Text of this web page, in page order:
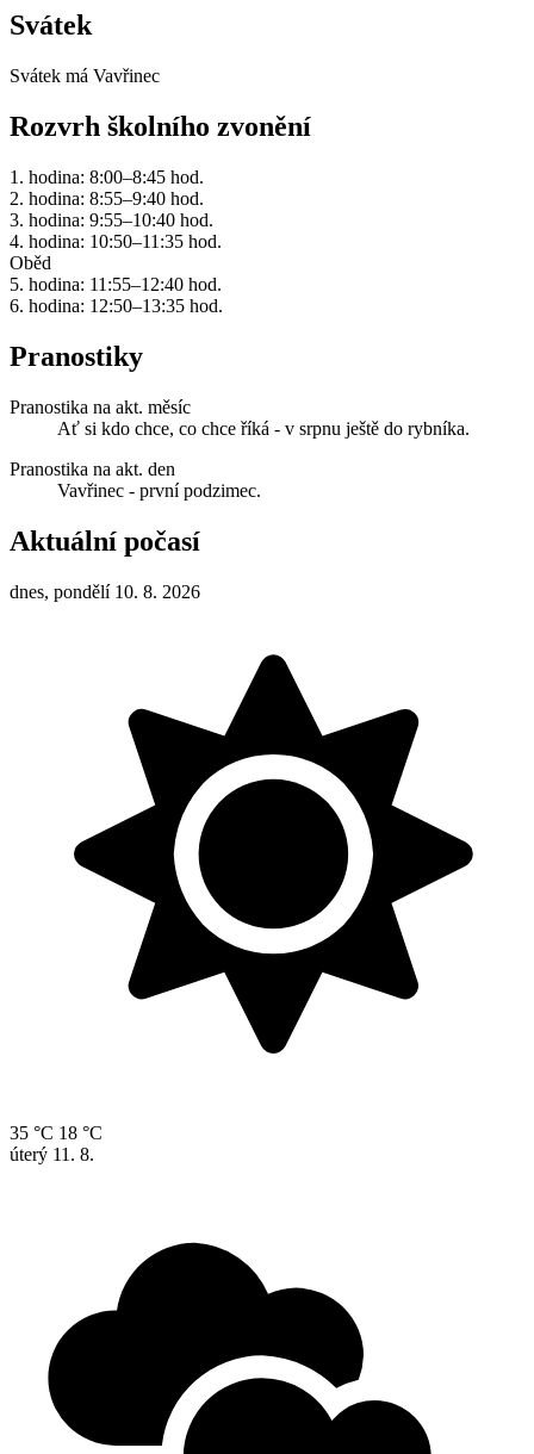
Svátek
Svátek má Vavřinec
Rozvrh školního zvonění
1. hodina: 8:00–8:45 hod.
2. hodina: 8:55–9:40 hod.
3. hodina: 9:55–10:40 hod.
4. hodina: 10:50–11:35 hod.
Oběd
5. hodina: 11:55–12:40 hod.
6. hodina: 12:50–13:35 hod.
Pranostiky
Pranostika na akt. měsíc
Ať si kdo chce, co chce říká - v srpnu ještě do rybníka.
Pranostika na akt. den
Vavřinec - první podzimec.
Aktuální počasí
dnes, pondělí 10. 8. 2026
35 °C 18 °C
úterý 11. 8.